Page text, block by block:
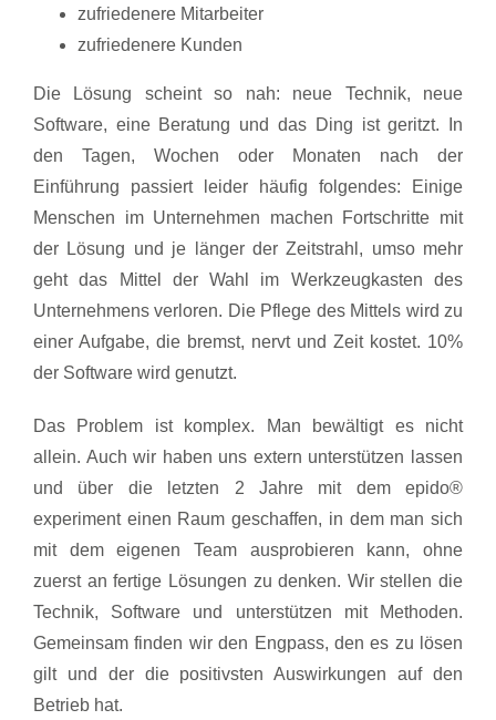
zufriedenere Mitarbeiter
zufriedenere Kunden
Die Lösung scheint so nah: neue Technik, neue
Software, eine Beratung und das Ding ist geritzt. In
den Tagen, Wochen oder Monaten nach der
Einführung passiert leider häufig folgendes: Einige
Menschen im Unternehmen machen Fortschritte mit
der Lösung und je länger der Zeitstrahl, umso mehr
geht das Mittel der Wahl im Werkzeugkasten des
Unternehmens verloren. Die Pflege des Mittels wird zu
einer Aufgabe, die bremst, nervt und Zeit kostet. 10%
der Software wird genutzt.
Das Problem ist komplex. Man bewältigt es nicht
allein. Auch wir haben uns extern unterstützen lassen
und über die letzten 2 Jahre mit dem epido®
experiment einen Raum geschaffen, in dem man sich
mit dem eigenen Team ausprobieren kann, ohne
zuerst an fertige Lösungen zu denken. Wir stellen die
Technik, Software und unterstützen mit Methoden.
Gemeinsam finden wir den Engpass, den es zu lösen
gilt und der die positivsten Auswirkungen auf den
Betrieb hat.